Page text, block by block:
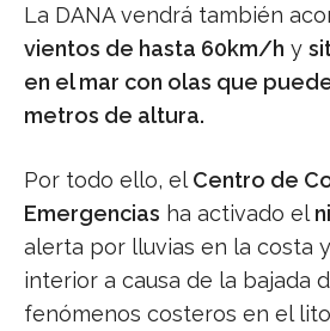
La DANA vendrá también
vientos de hasta 60km/h y
en el mar con olas que
metros de altura.
Por todo ello, el Centro de
Emergencias ha activado el
alerta por lluvias en la costa
interior a causa de la bajada
fenómenos costeros en el